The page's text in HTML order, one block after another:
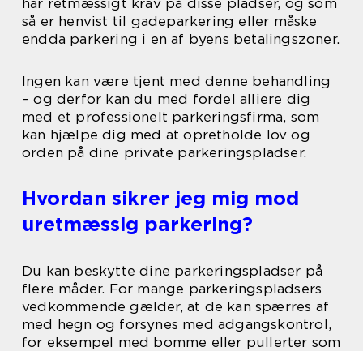
har retmæssigt krav på disse pladser, og som
så er henvist til gadeparkering eller måske
endda parkering i en af byens betalingszoner.
Ingen kan være tjent med denne behandling
– og derfor kan du med fordel alliere dig
med et professionelt parkeringsfirma, som
kan hjælpe dig med at opretholde lov og
orden på dine private parkeringspladser.
Hvordan sikrer jeg mig mod
uretmæssig parkering?
Du kan beskytte dine parkeringspladser på
flere måder. For mange parkeringspladsers
vedkommende gælder, at de kan spærres af
med hegn og forsynes med adgangskontrol,
for eksempel med bomme eller pullerter som